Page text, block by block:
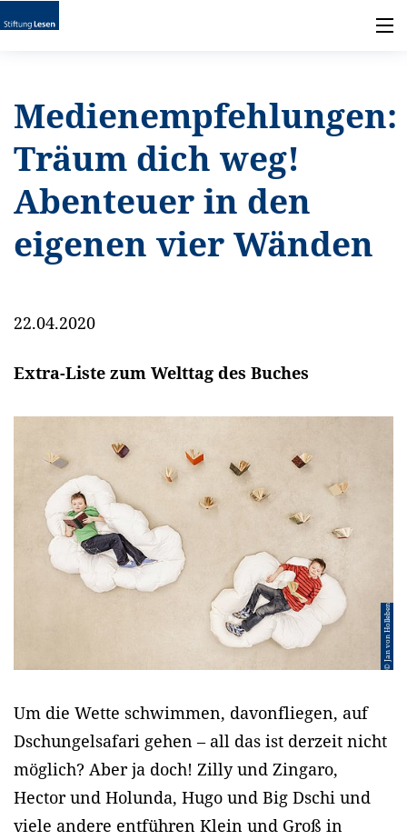
Medienempfehlungen:
Träum dich weg!
Abenteuer in den
eigenen vier Wänden
22.04.2020
Extra-Liste zum Welttag des Buches
© Jan von Holleben
Um die Wette schwimmen, davonfliegen, auf
Dschungelsafari gehen – all das ist derzeit nicht
möglich? Aber ja doch! Zilly und Zingaro,
Hector und Holunda, Hugo und Big Dschi und
viele andere entführen Klein und Groß in